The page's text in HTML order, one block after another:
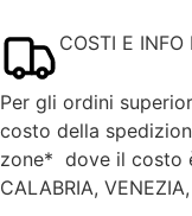
COSTI E INFO
Per gli ordini
costo della
zone* dove il costo
CALABRIA,